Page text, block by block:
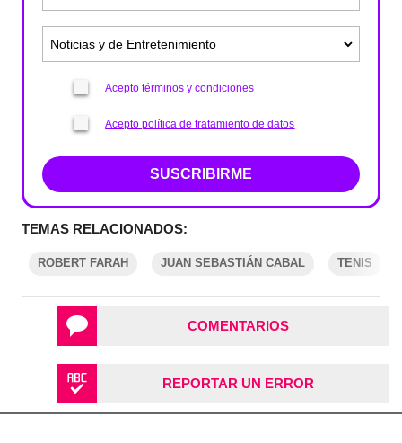
Acepto términos y condiciones
Acepto política de tratamiento de datos
SUSCRIBIRME
TEMAS RELACIONADOS:
ROBERT FARAH JUAN SEBASTIÁN CABAL TENIS
COMENTARIOS
REPORTAR UN ERROR